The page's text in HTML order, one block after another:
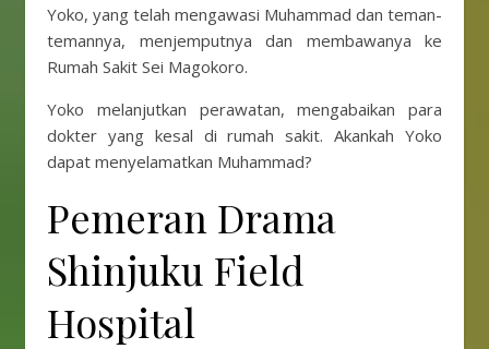
Yoko, yang telah mengawasi Muhammad dan teman-
temannya, menjemputnya dan membawanya ke
Rumah Sakit Sei Magokoro.
Yoko melanjutkan perawatan, mengabaikan para
dokter yang kesal di rumah sakit. Akankah Yoko
dapat menyelamatkan Muhammad?
Pemeran Drama
Shinjuku Field
Hospital